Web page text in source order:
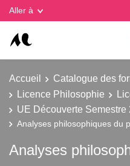
Aller à
Accueil Catalogue des
Licence Philosophie
UE Découverte Semestre
Analyses philosophiques du
Analyses
Gestion des cookies